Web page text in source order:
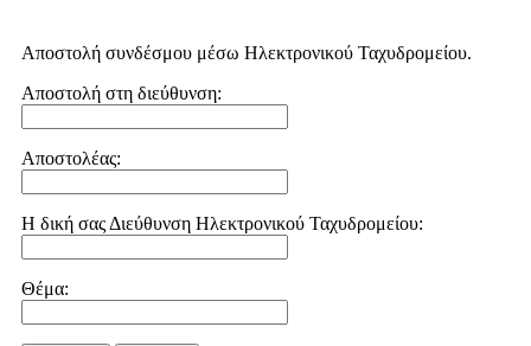
Αποστολή συνδέσμου μέσω Ηλεκτρονικού Ταχυδρομείου.
Αποστολή στη διεύθυνση:
Αποστολέας:
Η δική σας Διεύθυνση Ηλεκτρονικού Ταχυδρομείου:
Θέμα: